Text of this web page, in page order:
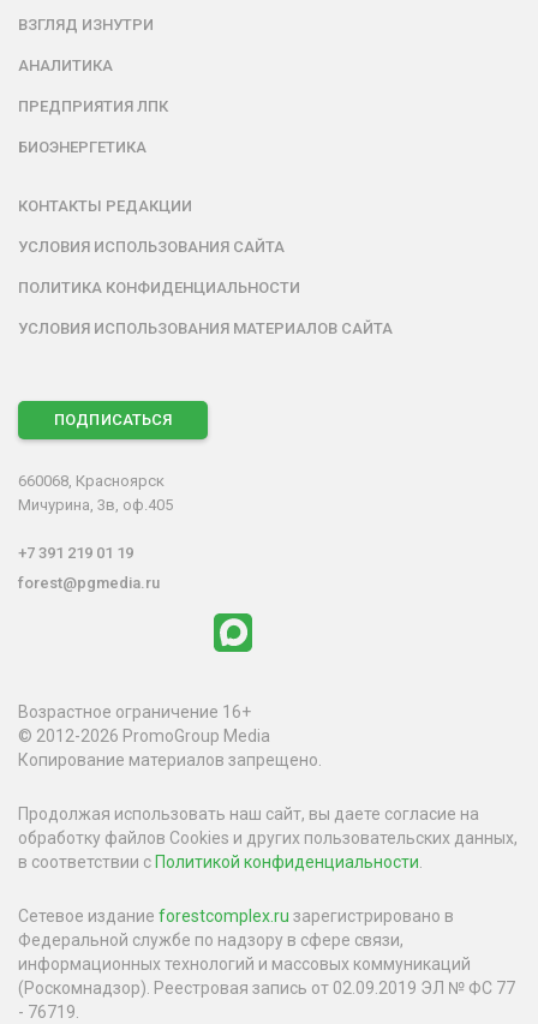
ВЗГЛЯД ИЗНУТРИ
АНАЛИТИКА
ПРЕДПРИЯТИЯ ЛПК
БИОЭНЕРГЕТИКА
КОНТАКТЫ РЕДАКЦИИ
УСЛОВИЯ ИСПОЛЬЗОВАНИЯ САЙТА
ПОЛИТИКА КОНФИДЕНЦИАЛЬНОСТИ
УСЛОВИЯ ИСПОЛЬЗОВАНИЯ МАТЕРИАЛОВ САЙТА
ПОДПИСАТЬСЯ
660068, Красноярск
Мичурина, 3в, оф.405
+7 391 219 01 19
forest@pgmedia.ru
Возрастное ограничение 16+
© 2012-2026 PromoGroup Media
Копирование материалов запрещено.
Продолжая использовать наш сайт, вы даете согласие на
обработку файлов Cookies и других пользовательских данных,
в соответствии с Политикой конфиденциальности.
Сетевое издание forestcomplex.ru зарегистрировано в
Федеральной службе по надзору в сфере связи,
информационных технологий и массовых коммуникаций
(Роскомнадзор). Реестровая запись от 02.09.2019 ЭЛ № ФС 77
- 76719.